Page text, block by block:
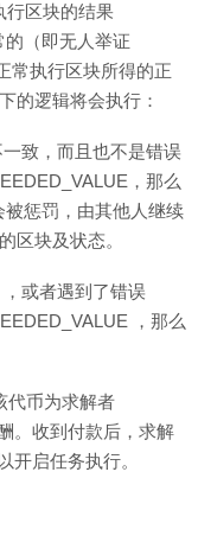
行区块的结果
的（即无人举证
常执行区块所得的正
的逻辑将会执行：
致，而且也不是错误
，那么
惩罚，由其他人继续
区块及状态。
或者遇到了错误
，那么
代币为求解者
。收到付款后，求解
开启任务执行。